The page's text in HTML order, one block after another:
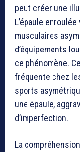
peut créer une
L’épaule
musculaires
d’équipements
ce phénomène.
fréquente chez
sports
une épaule,
d’imperfection.
La